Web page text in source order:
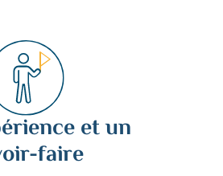
et un
faire